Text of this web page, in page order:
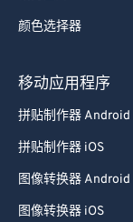
颜色选择器
移动应用程序
拼贴制作器 Android
拼贴制作器 iOS
图像转换器 Android
图像转换器 iOS